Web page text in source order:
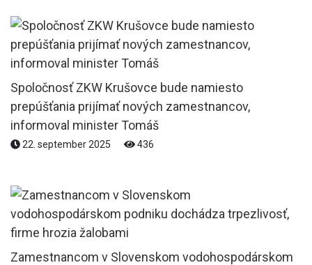
Spoločnosť ZKW Krušovce bude namiesto
prepúšťania prijímať nových zamestnancov,
informoval minister Tomáš
22. september 2025 436
Zamestnancom v Slovenskom vodohospodárskom